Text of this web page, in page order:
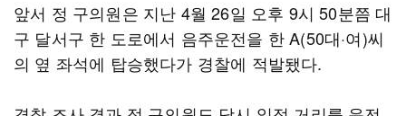
앞서 정 구의원은 지난 4월 26일 오후 9시 50분쯤 대
구 달서구 한 도로에서 음주운전을 한 A(50대·여)씨
의 옆 좌석에 탑승했다가 경찰에 적발됐다.